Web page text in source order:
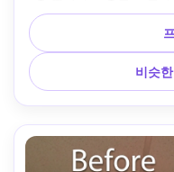
생기지
비슷